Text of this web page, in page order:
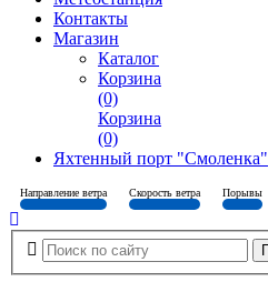
Контакты
Магазин
Каталог
Корзина
(0)
Корзина
(0)
Яхтенный порт "Смоленка"
Направление ветра Скорость ветра Порывы